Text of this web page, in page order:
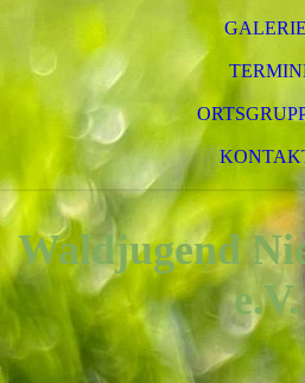
GALERIE
Waldjugend
e.V.